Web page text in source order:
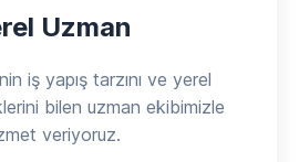
Uzman
iş yapış tarzını ve yerel
bilen uzman ekibimizle
veriyoruz.